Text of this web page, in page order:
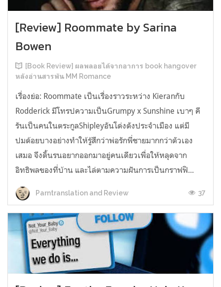
[Review] Roommate by Sarina
Bowen
[Book Review] ผลพลอยได้จากอาการ book hangover
หลังอ่านสารพัน MM Romance
เรื่องย่อ: Roommate เป็นเรื่องราวระหว่าง Kieranกับ
Rodderick มีโทรปความเป็นGrumpy x Sunshine เบาๆ คี
รันเป็นคนในตระกูลShipleyอันโด่งดังประจำเมือง แต่มี
ปมด้อยบางอย่างทำให้รู้สึกว่าพ่อรักพี่ชายมากกว่าตัวเอง
เสมอ จึงดิ้นรนอยากออกมาอยู่คนเดียวเพื่อให้หลุดจาก
อิทธิพลของที่บ้าน และไล่ตามความฝันการเป็นกราฟฟิ...
Parntranslation and Review 37